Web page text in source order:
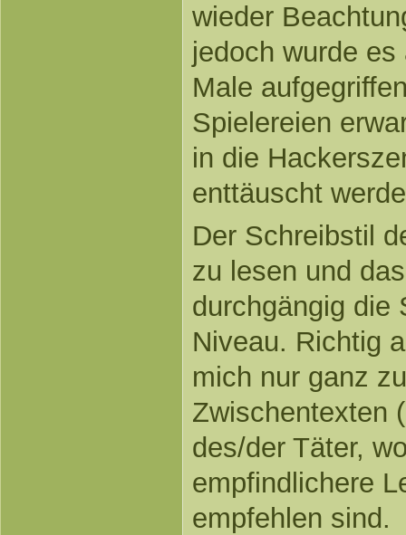
wieder
jedoch wurde
Male
Spielereien
in die
enttäuscht
Der Schreibstil
zu lesen und
durchgängig die
Niveau. Richtig
mich nur ganz
Zwischentexten
des/der Täter,
empfindlichere
empfehlen sind.